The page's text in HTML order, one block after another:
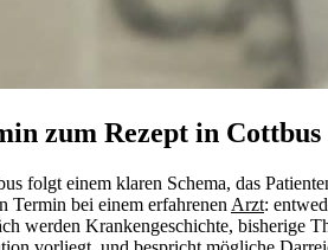
zum Rezept in Cottbus
folgt einem klaren Schema, das
Termin bei einem erfahrenen Arzt:
werden Krankengeschichte, bisherige